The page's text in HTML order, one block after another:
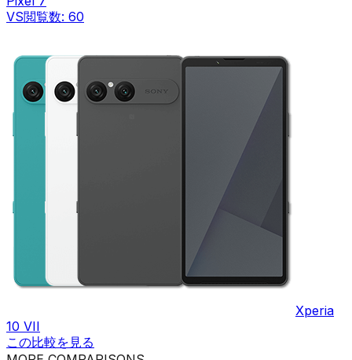
VS閲覧数: 60
Xperia
10 VII
この比較を見る